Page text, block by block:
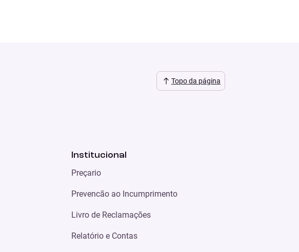
Topo da página
Institucional
Preçario
Prevencão ao Incumprimento
Livro de Reclamações
Relatório e Contas